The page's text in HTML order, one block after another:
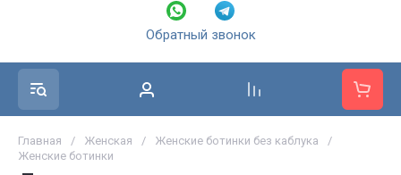
Обратный звонок
Главная / Женская / Женские ботинки без каблука
/
Женские ботинки